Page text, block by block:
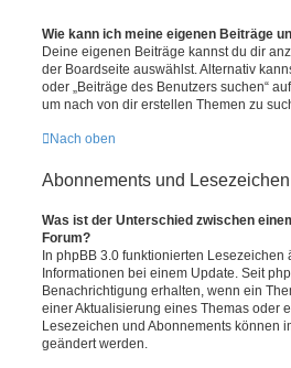
Wie kann ich meine eigenen Beiträge
Deine eigenen Beiträge kannst du dir
der Boardseite auswählst. Alternativ
oder „Beiträge des Benutzers suchen“
um nach von dir erstellen Themen zu
Nach oben
Abonnements und Lesezeichen
Was ist der Unterschied zwischen
Forum?
In phpBB 3.0 funktionierten
Informationen bei einem Update. Seit
Benachrichtigung erhalten, wenn ein
einer Aktualisierung eines Themas oder
Lesezeichen und Abonnements können
geändert werden.